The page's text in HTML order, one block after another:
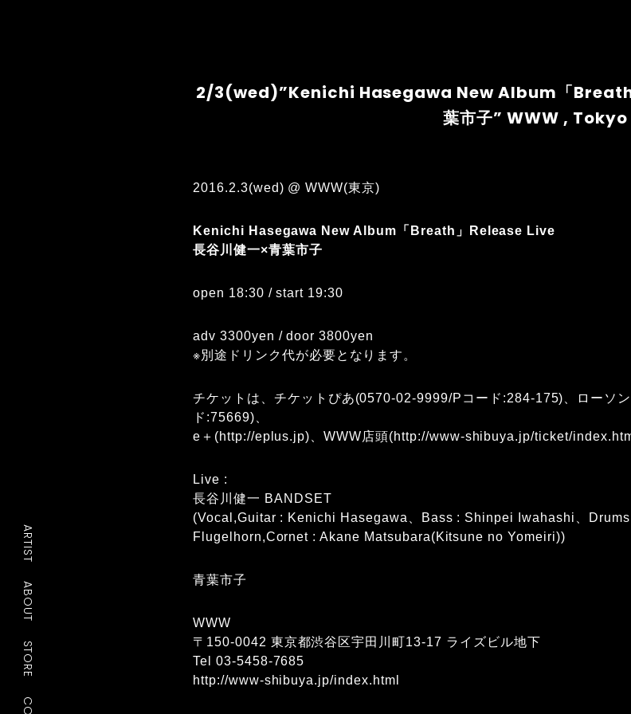
ARTIST
ABOUT
STORE
2/3(wed)”Kenichi Hasegawa New Album「Breath
葉市子” WWW , Tokyo
2016.2.3(wed) @ WWW(東京)
Kenichi Hasegawa New Album「Breath」Release Live
長谷川健一×青葉市子
open 18:30 / start 19:30
adv 3300yen / door 3800yen
※別途ドリンク代が必要となります。
チケットは、チケットぴあ(0570-02-9999/Pコード:284-175)、ローソ
ド:75669)、
e＋(http://eplus.jp) 、WWW店頭(http://www-shibuya.jp/ticket/
Live :
長谷川健一 BANDSET
(Vocal,Guitar : Kenichi Hasegawa、Bass : Shinpei Iwahashi、Drums
Flugelhorn,Cornet : Akane Matsubara(Kitsune no Yomeiri))
青葉市子
WWW
〒150-0042 東京都渋谷区宇田川町13-17 ライズビル地下
Tel 03-5458-7685
http://www-shibuya.jp/index.html